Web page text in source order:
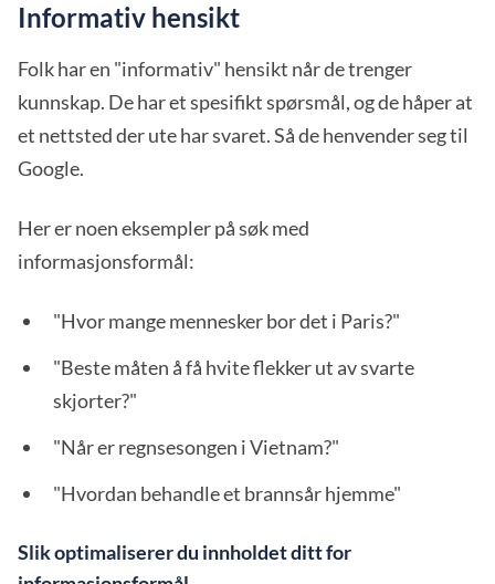
Informativ hensikt
Folk har en "informativ" hensikt når de trenger
kunnskap. De har et spesifikt spørsmål, og de håper at
et nettsted der ute har svaret. Så de henvender seg til
Google.
Her er noen eksempler på søk med
informasjonsformål:
"Hvor mange mennesker bor det i Paris?"
"Beste måten å få hvite flekker ut av svarte
skjorter?"
"Når er regnsesongen i Vietnam?"
"Hvordan behandle et brannsår hjemme"
Slik optimaliserer du innholdet ditt for